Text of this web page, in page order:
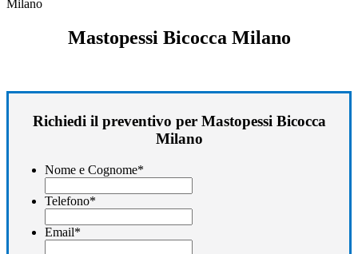
Mastopessi Bicocca Milano
Richiedi il preventivo per Mastopessi Bicocca
Milano
Nome e Cognome*
Telefono*
Email*